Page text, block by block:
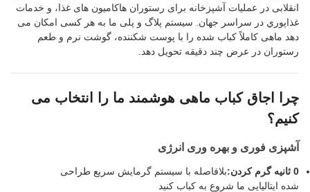
انقلابی در عملیات آشپزخانه برای رستوران هاکامیون های غذا، و خدمات
غذاپوري در سراسر جهان. سیستم پلاگ و پلی ما به هر کسی امکان می
دهد ماهی کاملاً کباب شده را با پوست شکننده، گوشت نرم و طعم
رستوران در عرض چند دقیقه تحویل دهد.
چرا اجاق کباب ماهی هوشمند ما را انتخاب می
کنیم؟
آشپزی فوری و بهره وری انرژی
0 ثانیه گرم کردن:
بلافاصله با سیستم گرمایش سریع طراحی
شده ایتالیایی ما شروع به کباب کنید